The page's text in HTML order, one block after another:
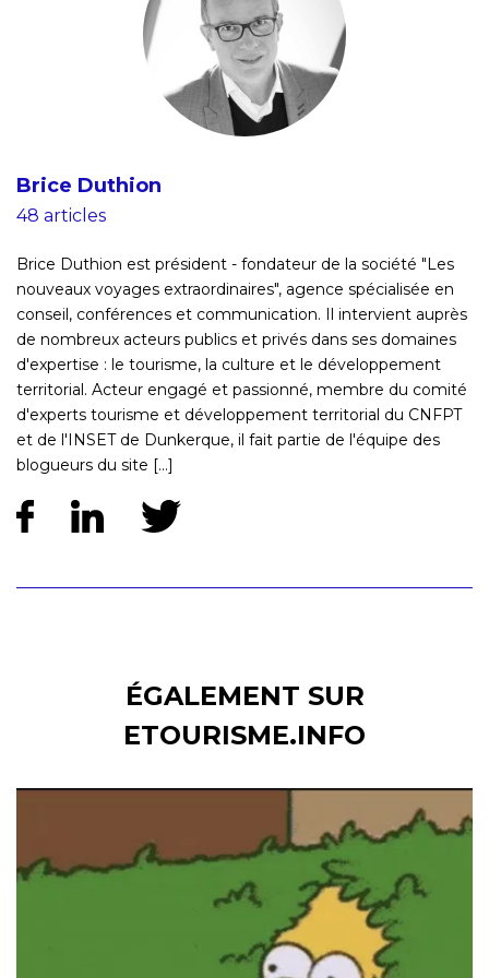
Brice Duthion
48 articles
Brice Duthion est président - fondateur de la société "Les
nouveaux voyages extraordinaires", agence spécialisée en
conseil, conférences et communication. Il intervient auprès
de nombreux acteurs publics et privés dans ses domaines
d'expertise : le tourisme, la culture et le développement
territorial. Acteur engagé et passionné, membre du comité
d'experts tourisme et développement territorial du CNFPT
et de l'INSET de Dunkerque, il fait partie de l'équipe des
blogueurs du site [...]
ÉGALEMENT SUR
ETOURISME.INFO